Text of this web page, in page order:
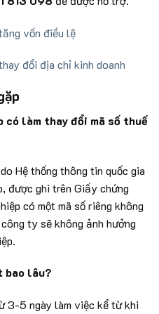
vốn điều lệ
đổi địa chỉ kinh doanh
có làm thay đổi mã số thuế
Hệ thống thông tin quốc gia
được ghi trên Giấy chứng
có một mã số riêng không
ty sẽ không ảnh hưởng
bao lâu?
3-5 ngày làm việc kể từ khi